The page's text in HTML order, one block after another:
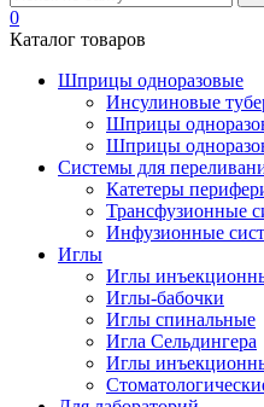
0
Каталог товаров
Шприцы одноразовые
Инсулиновые
Шприцы
Шприцы
Системы для
Катетеры
Трансфузионные
Инфузионные
Иглы
Иглы
Иглы-бабочки
Иглы спинальные
Игла Сельдингера
Иглы